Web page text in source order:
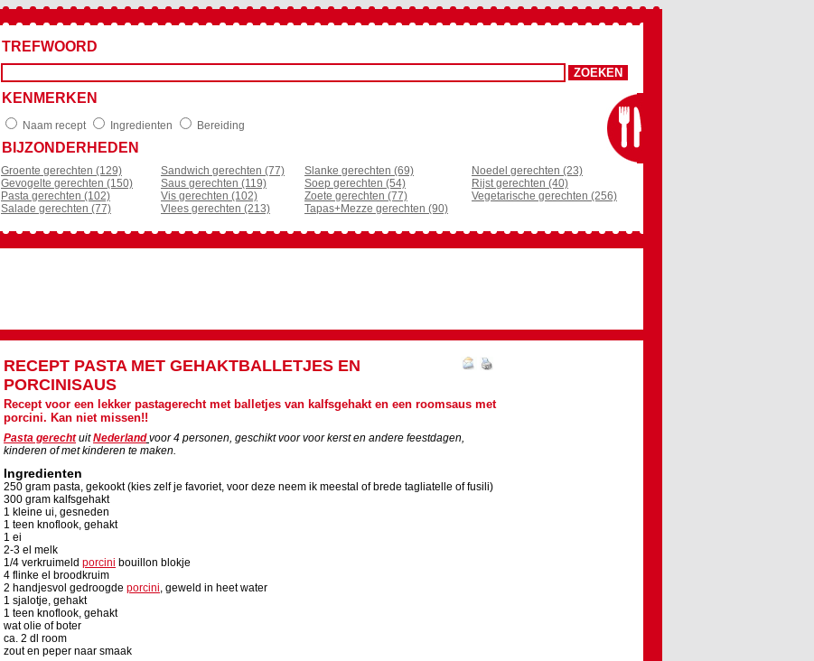
TREFWOORD
KENMERKEN
Naam recept Ingredienten Bereiding
BIJZONDERHEDEN
Groente gerechten (129)
Gevogelte gerechten (150)
Pasta gerechten (102)
Salade gerechten (77)
Sandwich gerechten (77)
Saus gerechten (119)
Vis gerechten (102)
Vlees gerechten (213)
Slanke gerechten (69)
Soep gerechten (54)
Zoete gerechten (77)
Tapas+Mezze gerechten (90)
Noedel gerechten (23)
Rijst gerechten (40)
Vegetarische gerechten (256)
RECEPT PASTA MET GEHAKTBALLETJES EN
PORCINISAUS
Recept voor een lekker pastagerecht met balletjes van kalfsgehakt en een roomsaus met
porcini. Kan niet missen!!
Pasta gerechtuitNederland voor4 personen, geschikt voor voor kerst en andere feestdagen,
kinderen of met kinderen te maken.
Ingredienten
250 gram pasta, gekookt (kies zelf je favoriet, voor deze neem ik meestal of brede tagliatelle of fusili)
300 gram kalfsgehakt
1 kleine ui, gesneden
1 teen knoflook, gehakt
1 ei
2-3 el melk
1/4 verkruimeld porcini bouillon blokje
4 flinke el broodkruim
2 handjesvol gedroogde porcini, geweld in heet water
1 sjalotje, gehakt
1 teen knoflook, gehakt
wat olie of boter
ca. 2 dl room
zout en peper naar smaak